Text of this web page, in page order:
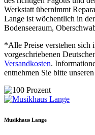
Werkstatt übernimmt
Lange ist wöchentlich in
Bodenseeraum,
*Alle Preise verstehen
vorgeschriebenen
Versandkosten.
entnehmen Sie bitte unseren
Musikhaus Lange